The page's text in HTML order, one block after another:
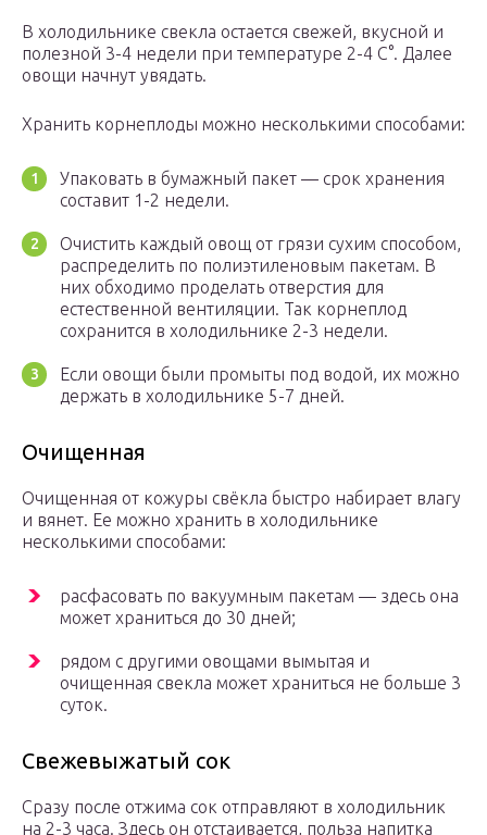
В холодильнике свекла остается свежей, вкусной и
полезной 3-4 недели при температуре 2-4 C°. Далее
овощи начнут увядать.
Хранить корнеплоды можно несколькими способами:
Упаковать в бумажный пакет — срок хранения
составит 1-2 недели.
Очистить каждый овощ от грязи сухим способом,
распределить по полиэтиленовым пакетам. В
них обходимо проделать отверстия для
естественной вентиляции. Так корнеплод
сохранится в холодильнике 2-3 недели.
Если овощи были промыты под водой, их можно
держать в холодильнике 5-7 дней.
Очищенная
Очищенная от кожуры свёкла быстро набирает влагу
и вянет. Ее можно хранить в холодильнике
несколькими способами:
расфасовать по вакуумным пакетам — здесь она
может храниться до 30 дней;
рядом с другими овощами вымытая и
очищенная свекла может храниться не больше 3
суток.
Свежевыжатый сок
Сразу после отжима сок отправляют в холодильник
на 2-3 часа. Здесь он отстаивается, польза напитка